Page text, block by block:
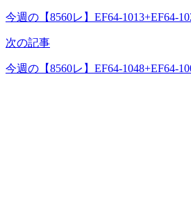
今週の【8560レ】EF64-1013+EF64-
次の記事
今週の【8560レ】EF64-1048+EF64-